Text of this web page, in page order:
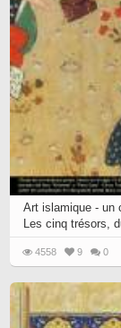
Art islamique - un
Les cinq trésors,
4558 9 0